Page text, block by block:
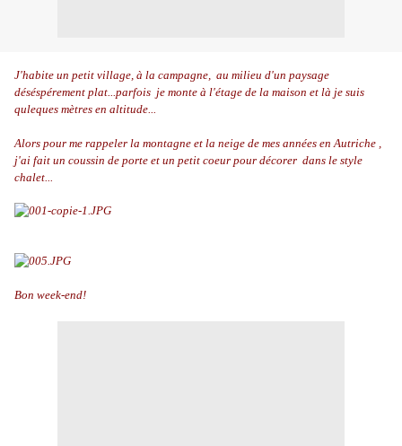
J'habite un petit village, à la campagne, au milieu d'un paysage
déséspérement plat...parfois je monte à l'étage de la maison et là je suis
quleques mètres en altitude...
Alors pour me rappeler la montagne et la neige de mes années en Autriche ,
j'ai fait un coussin de porte et un petit coeur pour décorer dans le style
chalet...
Bon week-end!